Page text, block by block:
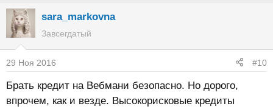
sara_markovna
Завсегдатый
29 Ноя 2016 #10
Брать кредит на Вебмани безопасно. Но дорого,
впрочем, как и везде. Высокорисковые кредиты